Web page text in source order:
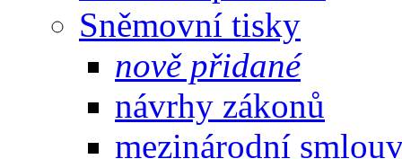
Sněmovní tisky
nově přidané
návrhy zákonů
mezinárodní